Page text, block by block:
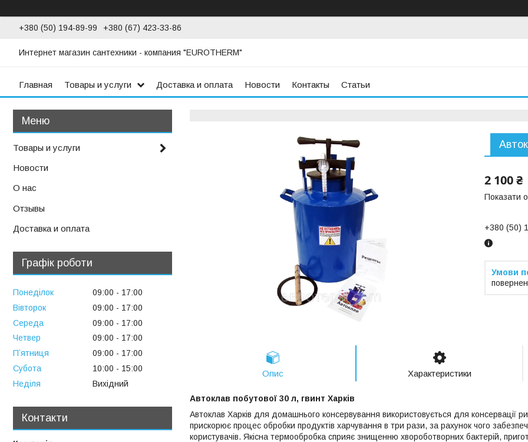
+380 (50) 194-89-99 +380 (67) 423-33-86
Интернет магазин сантехники - компания "EUROTHERM"
Главная Товары и услуги Доставка и оплата Новости Контакты Статьи
2 100 ₴
Показати
+380 (50)
Опис Характеристики
Автоклав побутової 30 л, гвинт Харків
Автоклав Харків для домашнього консервування використовується для консервації
прискорює процес обробки продуктів харчування в три рази, за рахунок чого
користувачів. Якісна термообробка сприяє знищенню хвороботворних бактерій,
Товары и услуги
Новости
О нас
Отзывы
Доставка и оплата
Графік роботи
Понеділок 09:00
17:00
Вівторок
09:00
17:00
Середа
09:00
17:00
Четвер
09:00
17:00
Пʼятниця
09:00
17:00
Субота
10:00
15:00
Неділя
Вихідний
Контакти